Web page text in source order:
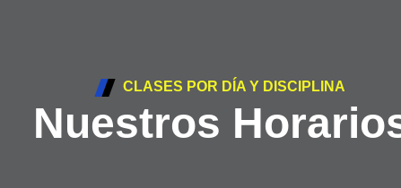
CLASES POR DÍA Y DISCIPLINA
Nuestros